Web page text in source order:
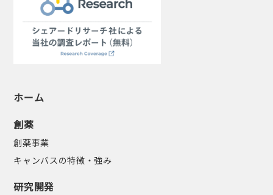
ホーム
創薬
創薬事業
キャンバスの特徴・強み
研究開発